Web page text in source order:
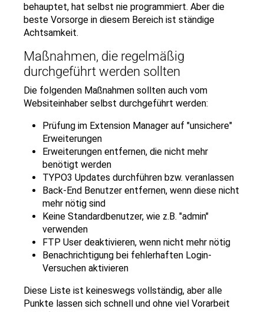
behauptet, hat selbst nie programmiert. Aber die
beste Vorsorge in diesem Bereich ist ständige
Achtsamkeit.
Maßnahmen, die regelmäßig
durchgeführt werden sollten
Die folgenden Maßnahmen sollten auch vom
Websiteinhaber selbst durchgeführt werden:
Prüfung im Extension Manager auf "unsichere"
Erweiterungen
Erweiterungen entfernen, die nicht mehr
benötigt werden
TYPO3 Updates durchführen bzw. veranlassen
Back-End Benutzer entfernen, wenn diese nicht
mehr nötig sind
Keine Standardbenutzer, wie z.B. "admin"
verwenden
FTP User deaktivieren, wenn nicht mehr nötig
Benachrichtigung bei fehlerhaften Login-
Versuchen aktivieren
Diese Liste ist keineswegs vollständig, aber alle
Punkte lassen sich schnell und ohne viel Vorarbeit